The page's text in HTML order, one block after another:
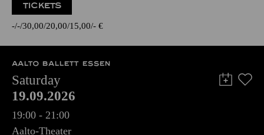
TICKETS
- - 30,00 20,00 15,00 - €
AALTO BALLETT ESSEN
Saturday
19.09.2026
19:00 - 21:00
Aalto-Theater